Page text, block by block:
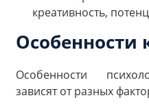
креативность,
Особенности
Особенности
зависят от разных